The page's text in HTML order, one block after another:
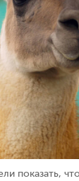
показать,